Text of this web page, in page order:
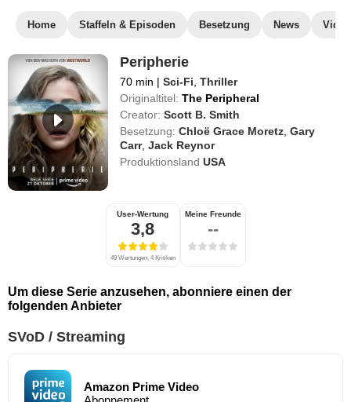
Home Staffeln & Episoden Besetzung News
Peripherie
70 min | Sci-Fi ,Thriller
Originaltitel: The Peripheral
Creator: Scott B. Smith
Besetzung: Chloë Grace Moretz ,Gary
Carr,Jack Reynor
Produktionsland USA
User-Wertung
3,8
49 Wertungen, 4 Kritiken
Meine Freunde
--
Um diese Serie anzusehen, abonniere einen der
folgenden Anbieter
SVoD / Streaming
Amazon Prime Video